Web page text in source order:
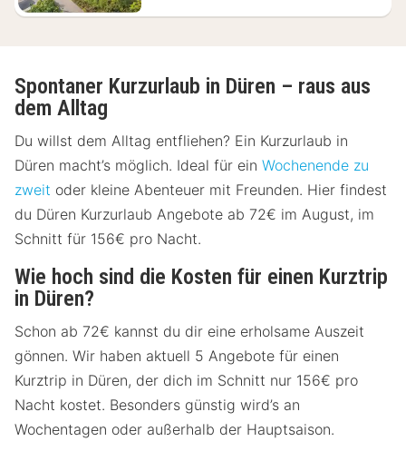
Spontaner Kurzurlaub in Düren – raus aus
dem Alltag
Du willst dem Alltag entfliehen? Ein Kurzurlaub in
Düren macht’s möglich. Ideal für ein Wochenende zu
zweit oder kleine Abenteuer mit Freunden. Hier findest
du Düren Kurzurlaub Angebote ab 72€ im August, im
Schnitt für 156€ pro Nacht.
Wie hoch sind die Kosten für einen Kurztrip
in Düren?
Schon ab 72€ kannst du dir eine erholsame Auszeit
gönnen. Wir haben aktuell 5 Angebote für einen
Kurztrip in Düren, der dich im Schnitt nur 156€ pro
Nacht kostet. Besonders günstig wird’s an
Wochentagen oder außerhalb der Hauptsaison.